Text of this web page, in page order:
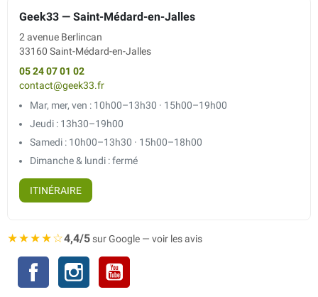
Geek33 — Saint-Médard-en-Jalles
2 avenue Berlincan
33160 Saint-Médard-en-Jalles
05 24 07 01 02
contact@geek33.fr
Mar, mer, ven : 10h00–13h30 · 15h00–19h00
Jeudi : 13h30–19h00
Samedi : 10h00–13h30 · 15h00–18h00
Dimanche & lundi : fermé
ITINÉRAIRE
★★★★☆4,4/5sur Google — voir les avis
Facebook Instagram